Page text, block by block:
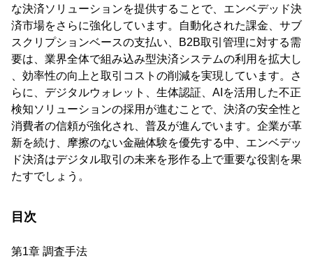
な決済ソリューションを提供することで、エンベデッド決
済市場をさらに強化しています。自動化された課金、サブ
スクリプションベースの支払い、B2B取引管理に対する需
要は、業界全体で組み込み型決済システムの利用を拡大し
、効率性の向上と取引コストの削減を実現しています。さ
らに、デジタルウォレット、生体認証、AIを活用した不正
検知ソリューションの採用が進むことで、決済の安全性と
消費者の信頼が強化され、普及が進んでいます。企業が革
新を続け、摩擦のない金融体験を優先する中、エンベデッ
ド決済はデジタル取引の未来を形作る上で重要な役割を果
たすでしょう。
目次
第1章 調査手法